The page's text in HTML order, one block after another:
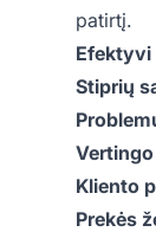
patirtį.
Efektyvi
Stiprių
Kliento
Prekės